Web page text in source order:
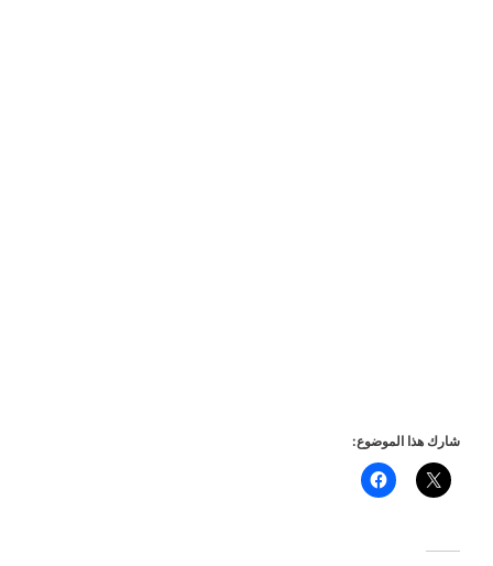
شارك هذا الموضوع: